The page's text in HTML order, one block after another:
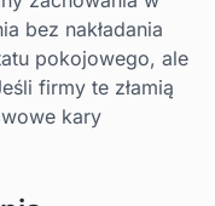
bez nakładania
pokojowego, ale
firmy te złamią
kary